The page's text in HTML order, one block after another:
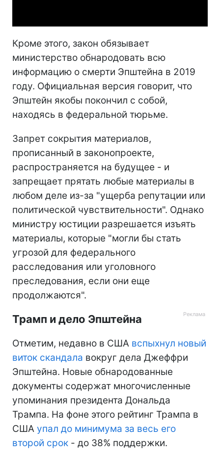
Кроме этого, закон обязывает
министерство обнародовать всю
информацию о смерти Эпштейна в 2019
году. Официальная версия говорит, что
Эпштейн якобы покончил с собой,
находясь в федеральной тюрьме.
Запрет сокрытия материалов,
прописанный в законопроекте,
распространяется на будущее - и
запрещает прятать любые материалы в
любом деле из-за "ущерба репутации или
политической чувствительности". Однако
министру юстиции разрешается изъять
материалы, которые "могли бы стать
угрозой для федерального
расследования или уголовного
преследования, если они еще
продолжаются".
Трамп и дело Эпштейна
Отметим, недавно в США вспыхнул новый
виток скандала вокруг дела Джеффри
Эпштейна. Новые обнародованные
документы содержат многочисленные
упоминания президента Дональда
Трампа. На фоне этого рейтинг Трампа в
США упал до минимума за весь его
второй срок - до 38% поддержки.